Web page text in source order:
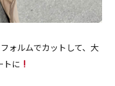
ォルムでカットして、大
トに